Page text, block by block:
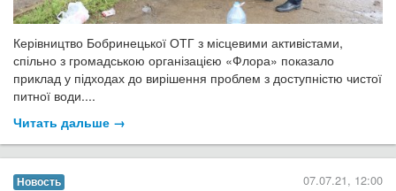
Керівництво Бобринецької ОТГ з місцевими активістами,
спільно з громадською організацією «Флора» показало
приклад у підходах до вирішення проблем з доступністю чистої
питної води....
Читать дальше →
Новость 07.07.21, 12:00